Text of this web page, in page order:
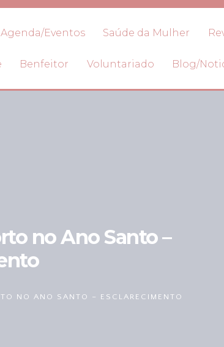
Agenda/Eventos Saúde da Mulher
Benfeitor Voluntariado Blog/
no Ano Santo –
NO ANO SANTO – ESCLARECIMENTO